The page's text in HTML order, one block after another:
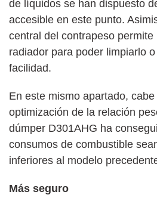
de líquidos se han dispuesto
accesible en este punto.
central del contrapeso permite
radiador para poder limpiarlo
facilidad.
En este mismo apartado,
optimización de la relación
dúmper D301AHG ha
consumos de combustible
inferiores al modelo
Más seguro